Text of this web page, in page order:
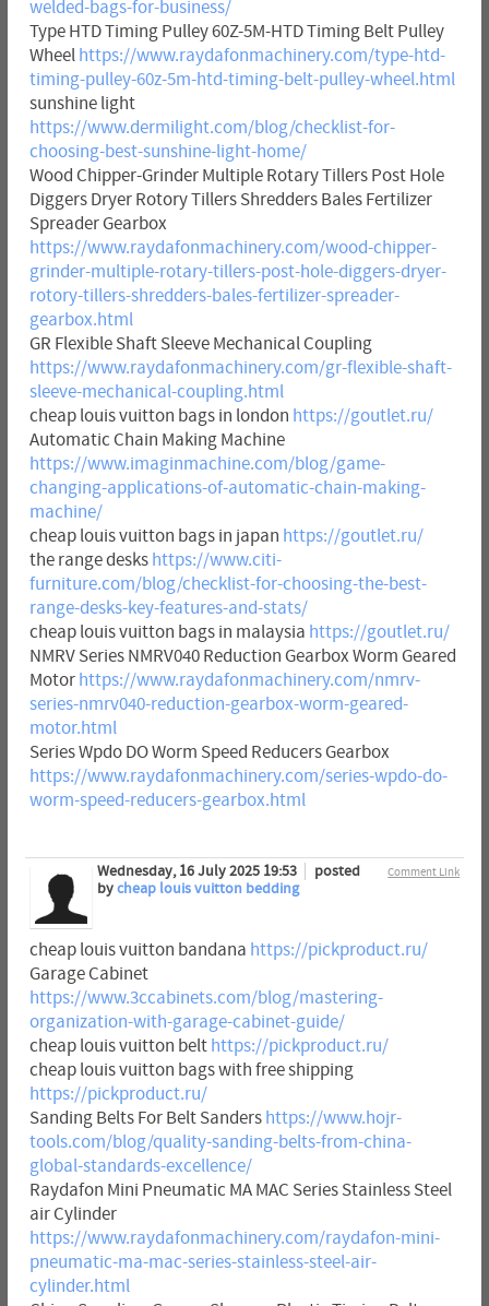
welded-bags-for-business/
Type HTD Timing Pulley 60Z-5M-HTD Timing Belt Pulley
Wheel https://www.raydafonmachinery.com/type-htd-
timing-pulley-60z-5m-htd-timing-belt-pulley-wheel.html
sunshine light
https://www.dermilight.com/blog/checklist-for-
choosing-best-sunshine-light-home/
Wood Chipper-Grinder Multiple Rotary Tillers Post Hole
Diggers Dryer Rotory Tillers Shredders Bales Fertilizer
Spreader Gearbox
https://www.raydafonmachinery.com/wood-chipper-
grinder-multiple-rotary-tillers-post-hole-diggers-dryer-
rotory-tillers-shredders-bales-fertilizer-spreader-
gearbox.html
GR Flexible Shaft Sleeve Mechanical Coupling
https://www.raydafonmachinery.com/gr-flexible-shaft-
sleeve-mechanical-coupling.html
cheap louis vuitton bags in london https://goutlet.ru/
Automatic Chain Making Machine
https://www.imaginmachine.com/blog/game-
changing-applications-of-automatic-chain-making-
machine/
cheap louis vuitton bags in japan https://goutlet.ru/
the range desks https://www.citi-
furniture.com/blog/checklist-for-choosing-the-best-
range-desks-key-features-and-stats/
cheap louis vuitton bags in malaysia https://goutlet.ru/
NMRV Series NMRV040 Reduction Gearbox Worm Geared
Motor https://www.raydafonmachinery.com/nmrv-
series-nmrv040-reduction-gearbox-worm-geared-
motor.html
Series Wpdo DO Worm Speed Reducers Gearbox
https://www.raydafonmachinery.com/series-wpdo-do-
worm-speed-reducers-gearbox.html
Comment Link
Wednesday, 16 July 2025 19:53
posted
bycheap louis vuitton bedding
cheap louis vuitton bandana https://pickproduct.ru/
Garage Cabinet
https://www.3ccabinets.com/blog/mastering-
organization-with-garage-cabinet-guide/
cheap louis vuitton belt https://pickproduct.ru/
cheap louis vuitton bags with free shipping
https://pickproduct.ru/
Sanding Belts For Belt Sanders https://www.hojr-
tools.com/blog/quality-sanding-belts-from-china-
global-standards-excellence/
Raydafon Mini Pneumatic MA MAC Series Stainless Steel
air Cylinder
https://www.raydafonmachinery.com/raydafon-mini-
pneumatic-ma-mac-series-stainless-steel-air-
cylinder.html